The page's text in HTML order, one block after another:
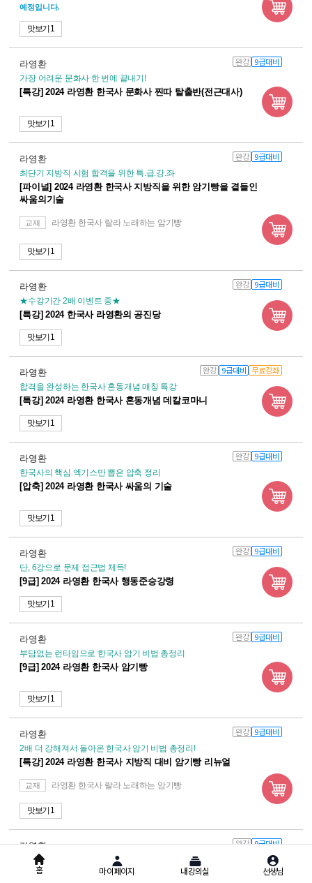
홈 마이페이지 내강의실 선생님
예정입니다.
맛보기 1
라영환 완강 9급대비
가장 어려운 문화사 한 번에 끝내기!
[특강] 2024 라영환 한국사 문화사 찐따 탈출반(전근대사)
맛보기 1
라영환 완강 9급대비
최단기 지방직 시험 합격을 위한 특.급.강.좌
[파이널] 2024 라영환 한국사 지방직을 위한 암기빵을 곁들인
싸움의기술
교재 라영환 한국사 랄라 노래하는 암기빵
맛보기 1
라영환 완강 9급대비
★수강기간 2배 이벤트 중★
[특강] 2024 한국사 라영환의 공진당
맛보기 1
라영환 완강 9급대비 무료강좌
합격을 완성하는 한국사 혼동개념 매칭 특강
[특강] 2024 라영환 한국사 혼동개념 데칼코마니
맛보기 1
라영환 완강 9급대비
한국사의 핵심 엑기스만 뽑은 압축 정리
[압축] 2024 라영환 한국사 싸움의 기술
맛보기 1
라영환 완강 9급대비
단, 6강으로 문제 접근법 체득!
[9급] 2024 라영환 한국사 행동준승강령
맛보기 1
라영환 완강 9급대비
부담없는 런타임으로 한국사 암기 비법 총정리
[9급] 2024 라영환 한국사 암기빵
맛보기 1
라영환 완강 9급대비
2배 더 강해져서 돌아온 한국사 암기 비법 총정리!
[특강] 2024 라영환 한국사 지방직 대비 암기빵 리뉴얼
교재 라영환 한국사 랄라 노래하는 암기빵
맛보기 1
라영환 완강 9급대비
라영환이 캐리하는 합격으로 가는 마지막 버스
[파이널] 2024 라영환 한국사 널 위한 마지막 심폐소생